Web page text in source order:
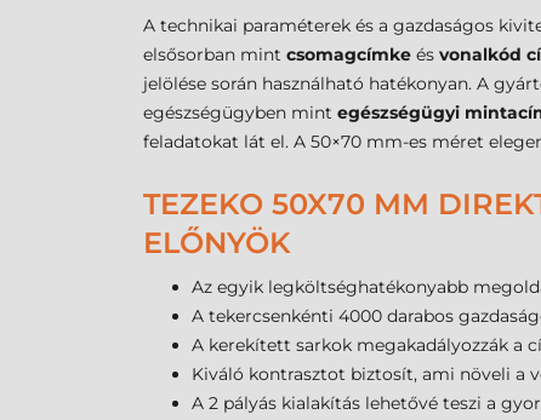
A technikai paraméterek és a gazdaságos
elsősorban mint csomagcímke és vonalkód
jelölése során használható hatékonyan. A
egészségügyben mint egészségügyi
feladatokat lát el. A 50×70 mm-es méret
TEZEKO 50X70 MM
ELŐNYÖK
Az egyik legköltséghatékonyabb
A tekercsenkénti 4000 darabos
A kerekített sarkok megakadályozzák a
Kiváló kontrasztot biztosít, ami növeli a
A 2 pályás kialakítás lehetővé teszi a